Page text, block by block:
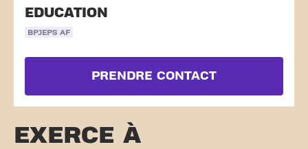
EDUCATION
BPJEPS AF
PRENDRE CONTACT
EXERCE À